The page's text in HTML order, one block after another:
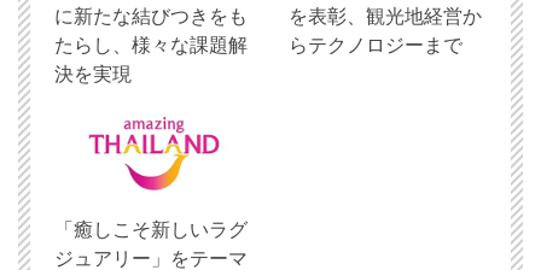
に新たな結びつきをも
たらし、様々な課題解
決を実現
を表彰、観光地経営か
らテクノロジーまで
「癒しこそ新しいラグ
ジュアリー」をテーマ